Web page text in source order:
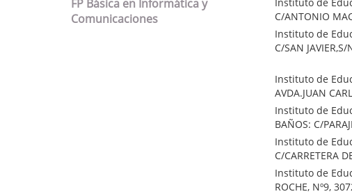
C/ANTONIO
Instituto de
C/SAN
Instituto de
AVDA.JUAN
Instituto de
BAÑOS: C/
Instituto de
C/CARRETERA
Instituto de
ROCHE, Nº9,
FP Básica en Informática y
Comunicaciones